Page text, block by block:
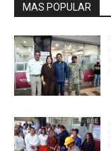
MAS POPULAR